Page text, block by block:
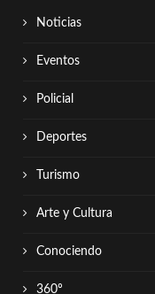
Noticias
Eventos
Policial
Deportes
Turismo
Arte y Cultura
Conociendo
360º